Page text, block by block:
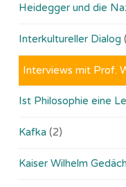
Heidegger und die
Interkultureller Dialog
Interviews mit Prof.
Ist Philosophie eine
Kafka (2)
Kaiser Wilhelm